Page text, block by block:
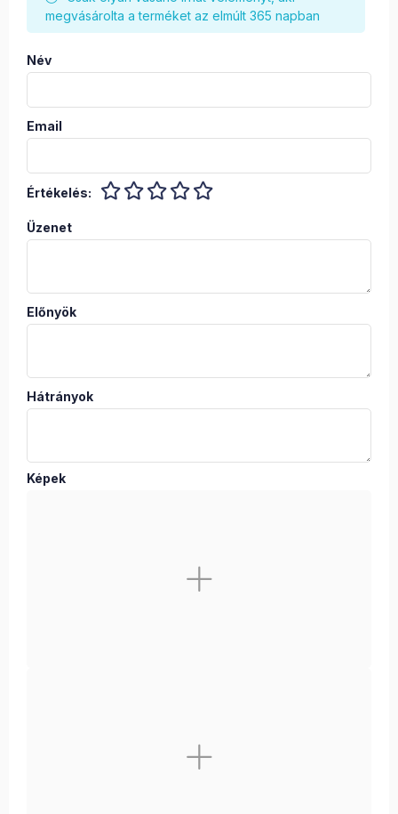
megvásárolta a terméket az elmúlt 365 napban
Név
Email
Értékelés:
Üzenet
Előnyök
Hátrányok
Képek